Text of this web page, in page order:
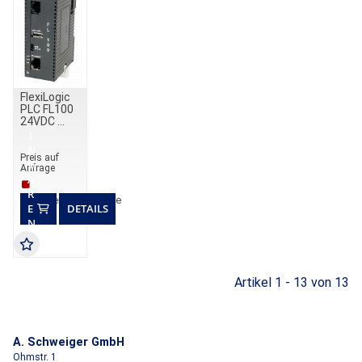
FlexiLogic
PLC FL100
24VDC
Preis auf
Anfrage
Lieferzeit auf Anfrage
N
W
A
R
E
N
K
O
DETAILS
Artikel 1 - 13 von 13
A. Schweiger GmbH
Ohmstr. 1